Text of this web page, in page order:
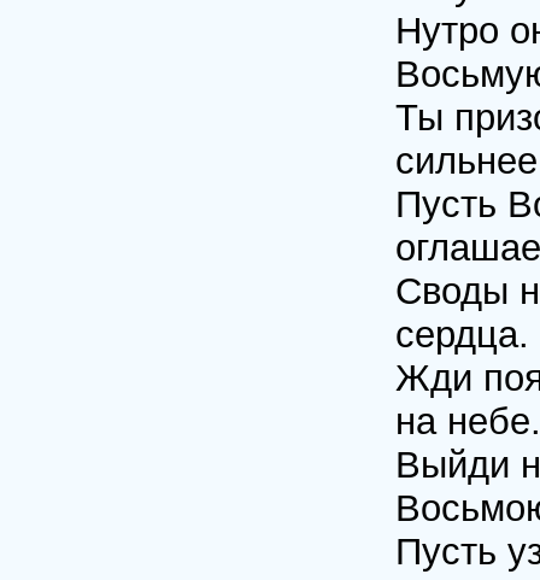
Нутро
Ты
Пусть
Своды
сердца.
Жди
на небе.
Выйди
Пусть